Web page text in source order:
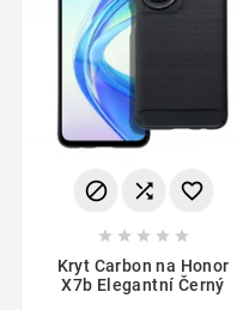
  
    
Kryt Carbon na Honor
X7b Elegantní Černý